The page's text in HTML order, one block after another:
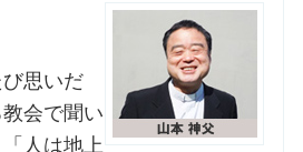
思いだ
会で聞い
人は地上